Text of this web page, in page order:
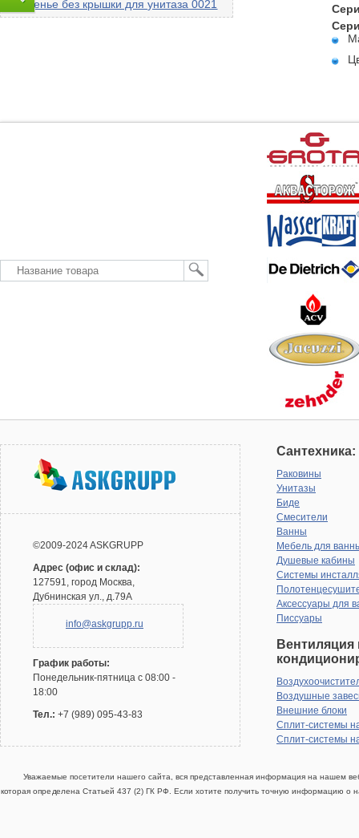
©2009-2024 ASKGRUPP
Адрес (офис и склад):
127591, город Москва,
Дубнинская ул., д.79А
info@askgrupp.ru
График работы:
Понедельник-пятница с 08:00 -
18:00
Тел.: +7 (989) 095-43-83
Сантехника:
Раковины
Унитазы
Биде
Смесители
Ванны
Мебель для
Душевые кабины
Системы
Аксессуары для
Писсуары
Вентиляция
Воздушные
Внешние блоки
Сплит-системы
Сплит-системы
Уважаемые посетители нашего сайта, вся представленная информация на нашем
которая определена Статьей 437 (2) ГК РФ. Если хотите получить точную информацию о